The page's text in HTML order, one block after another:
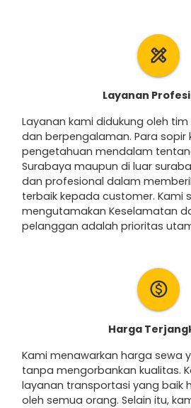
design_services
Layanan
Layanan kami didukung oleh
dan berpengalaman. Para sopir
pengetahuan mendalam
Surabaya maupun di luar
dan profesional dalam
terbaik kepada customer. Kami
mengutamakan Keselamatan
pelanggan adalah prioritas
monetization_on
Harga
Kami menawarkan harga sewa
tanpa mengorbankan kualitas.
layanan transportasi yang baik
oleh semua orang. Selain itu,